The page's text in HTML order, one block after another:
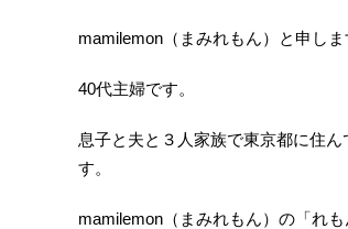
mamilemon（まみれもん）と申しま
40代主婦です。
息子と夫と３人家族で東京都に住ん
す。
mamilemon（まみれもん）の「れも